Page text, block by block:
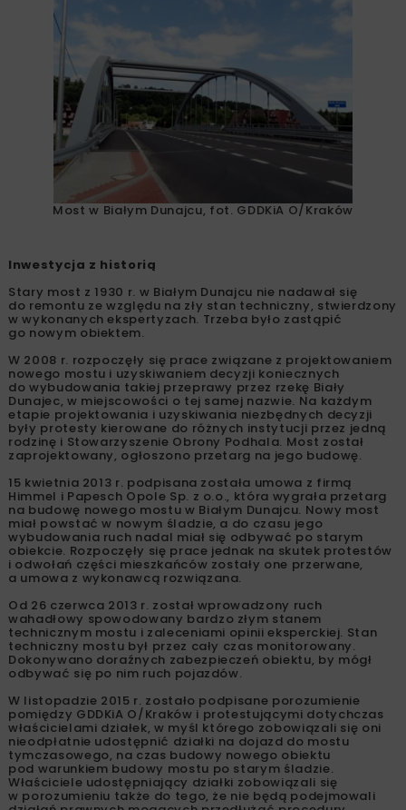
Most w Białym Dunajcu, fot. GDDKiA O/Kraków
Inwestycja z historią
Stary most z 1930 r. w Białym Dunajcu nie nadawał się
do remontu ze względu na zły stan techniczny, stwierdzony
w wykonanych ekspertyzach. Trzeba było zastąpić
go nowym obiektem.
W 2008 r. rozpoczęły się prace związane z projektowaniem
nowego mostu i uzyskiwaniem decyzji koniecznych
do wybudowania takiej przeprawy przez rzekę Biały
Dunajec, w miejscowości o tej samej nazwie. Na każdym
etapie projektowania i uzyskiwania niezbędnych decyzji
były protesty kierowane do różnych instytucji przez jedną
rodzinę i Stowarzyszenie Obrony Podhala. Most został
zaprojektowany, ogłoszono przetarg na jego budowę.
15 kwietnia 2013 r. podpisana została umowa z firmą
Himmel i Papesch Opole Sp. z o.o., która wygrała przetarg
na budowę nowego mostu w Białym Dunajcu. Nowy most
miał powstać w nowym śladzie, a do czasu jego
wybudowania ruch nadal miał się odbywać po starym
obiekcie. Rozpoczęły się prace jednak na skutek protestów
i odwołań części mieszkańców zostały one przerwane,
a umowa z wykonawcą rozwiązana.
Od 26 czerwca 2013 r. został wprowadzony ruch
wahadłowy spowodowany bardzo złym stanem
technicznym mostu i zaleceniami opinii eksperckiej. Stan
techniczny mostu był przez cały czas monitorowany.
Dokonywano doraźnych zabezpieczeń obiektu, by mógł
odbywać się po nim ruch pojazdów.
W listopadzie 2015 r. zostało podpisane porozumienie
pomiędzy GDDKiA O/Kraków i protestującymi dotychczas
właścicielami działek, w myśl którego zobowiązali się oni
nieodpłatnie udostępnić działki na dojazd do mostu
tymczasowego, na czas budowy nowego obiektu
pod warunkiem budowy mostu po starym śladzie.
Właściciele udostępniający działki zobowiązali się
w porozumieniu także do tego, że nie będą podejmowali